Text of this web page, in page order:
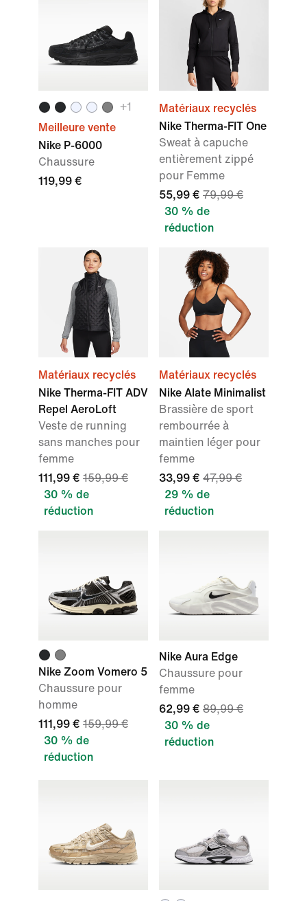
+1
Meilleure vente
Nike P-6000
Chaussure
119,99 €
Matériaux recyclés
Nike Therma-FIT One
Sweat à capuche
entièrement zippé
pour Femme
55,99 € 79,99 €
30 % de
réduction
Matériaux recyclés
Nike Therma-FIT ADV
Repel AeroLoft
Veste de running
sans manches pour
femme
111,99 € 159,99 €
30 % de
réduction
Matériaux recyclés
Nike Alate Minimalist
Brassière de sport
rembourrée à
maintien léger pour
femme
33,99 € 47,99 €
29 % de
réduction
Nike Zoom Vomero 5
Chaussure pour
homme
111,99 € 159,99 €
30 % de
réduction
Nike Aura Edge
Chaussure pour
femme
62,99 € 89,99 €
30 % de
réduction